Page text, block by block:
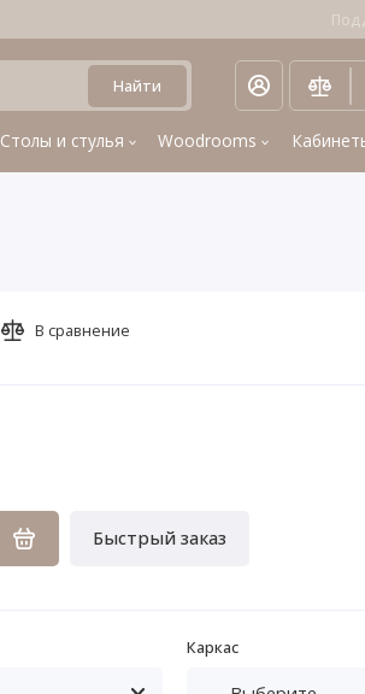
Найти
Столы и стулья Woodrooms
Быстрый заказ
В сравнение
Каркас